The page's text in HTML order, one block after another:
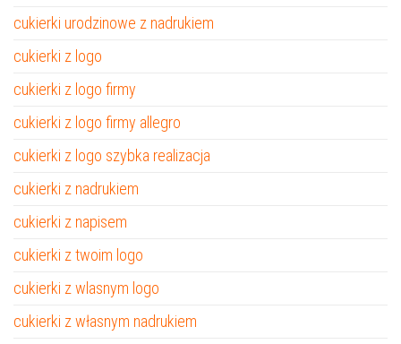
cukierki urodzinowe z nadrukiem
cukierki z logo
cukierki z logo firmy
cukierki z logo firmy allegro
cukierki z logo szybka realizacja
cukierki z nadrukiem
cukierki z napisem
cukierki z twoim logo
cukierki z wlasnym logo
cukierki z własnym nadrukiem